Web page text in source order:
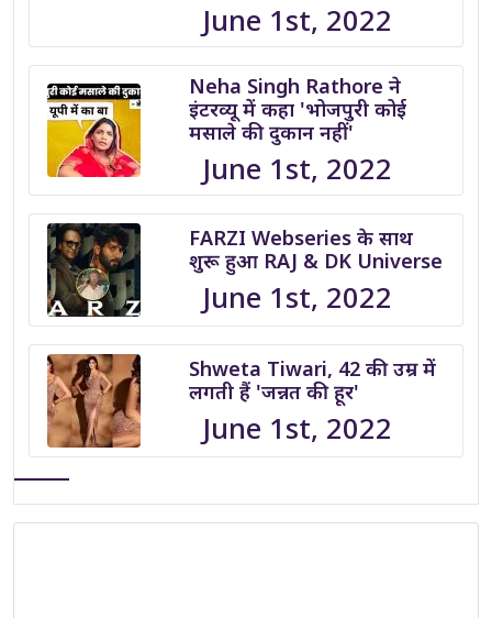
June 1st, 2022
Neha Singh Rathore ने
इंटरव्यू में कहा 'भोजपुरी कोई
मसाले की दुकान नहीं'
June 1st, 2022
FARZI Webseries के साथ
शुरू हुआ RAJ & DK Universe
June 1st, 2022
Shweta Tiwari, 42 की उम्र में
लगती हैं 'जन्नत की हूर'
June 1st, 2022